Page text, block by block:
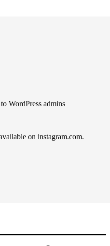
WordPress admins
on instagram.com.